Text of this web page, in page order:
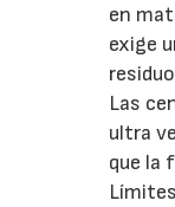
en
exige
Las
ultra
que la